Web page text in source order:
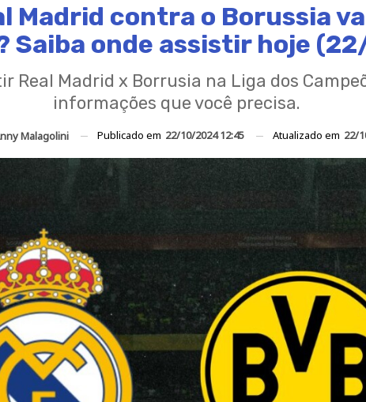
Madrid contra o Borussia
Saiba onde assistir hoje
Real Madrid x Borrusia na Liga dos
informações que você precisa.
Malagolini Publicado em 22/10/2024 12:45 Atualizado em 22/